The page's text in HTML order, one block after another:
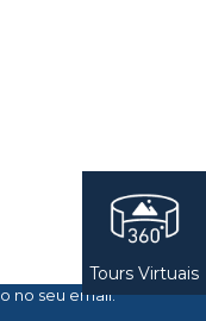
no seu email.
Tours Virtuais